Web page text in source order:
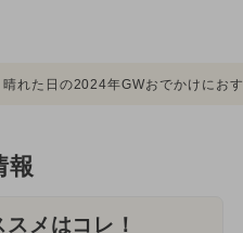
晴れた日の2024年GWおでかけにお
報
メはコレ！